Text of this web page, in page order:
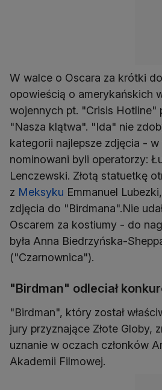
W walce o Oscara za krótki
opowieścią o amerykańskich
wojennych pt. "Crisis Hotline"
"Nasza klątwa". "Ida" nie
kategorii najlepsze zdjęcia -
nominowani byli operatorzy:
Lenczewski. Złotą statuetkę
z Meksyku Emmanuel
zdjęcia do "Birdmana".Nie
Oscarem za kostiumy - do
była Anna Biedrzyńska-
("Czarnownica").
"Birdman" odleciał
"Birdman", który został
jury przyznające Złote Globy,
uznanie w oczach członków
Akademii Filmowej.